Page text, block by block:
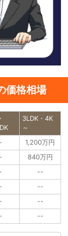
価格相場
3LDK・4K
～
1,200万円
840万円
--
--
--
--